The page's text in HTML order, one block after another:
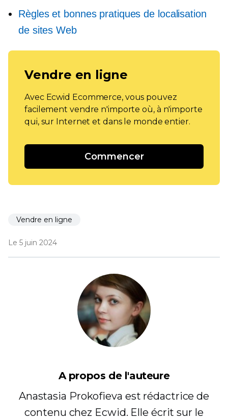
Règles et bonnes pratiques de localisation
de sites Web
Vendre en ligne
Avec Ecwid Ecommerce, vous pouvez
facilement vendre n'importe où, à n'importe
qui, sur Internet et dans le monde entier.
Commencer
Vendre en ligne
Le 5 juin 2024
A propos de l'auteure
Anastasia Prokofieva est rédactrice de
contenu chez Ecwid. Elle écrit sur le